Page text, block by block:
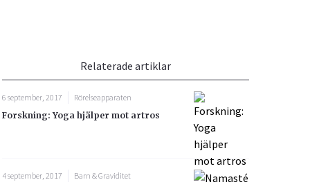
Rökavvänjning
Rörelseapparaten
Sex & Samliv
Sömn & Stress
Relaterade artiklar
6 september, 2017
Rörelseapparaten
Forskning: Yoga hjälper mot artros
4 september, 2017
Barn & Graviditet